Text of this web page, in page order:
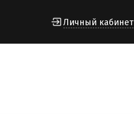
Личный кабинет